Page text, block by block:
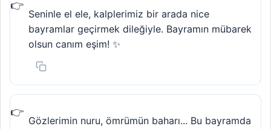
Seninle el ele, kalplerimiz bir arada nice
bayramlar geçirmek dileğiyle. Bayramın mübarek
olsun canım eşim! ✨
Gözlerimin nuru, ömrümün baharı... Bu bayramda